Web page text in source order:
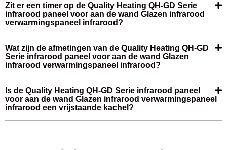
Zit er een timer op de Quality Heating QH-GD Serie
infrarood paneel voor aan de wand Glazen infrarood
verwarmingspaneel infrarood?
Wat zijn de afmetingen van de Quality Heating QH-GD
Serie infrarood paneel voor aan de wand Glazen
infrarood verwarmingspaneel infrarood?
Is de Quality Heating QH-GD Serie infrarood paneel
voor aan de wand Glazen infrarood verwarmingspaneel
infrarood een vrijstaande kachel?